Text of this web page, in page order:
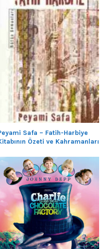
Safa – Fatih-Harbiye
Özeti ve Kahramanları